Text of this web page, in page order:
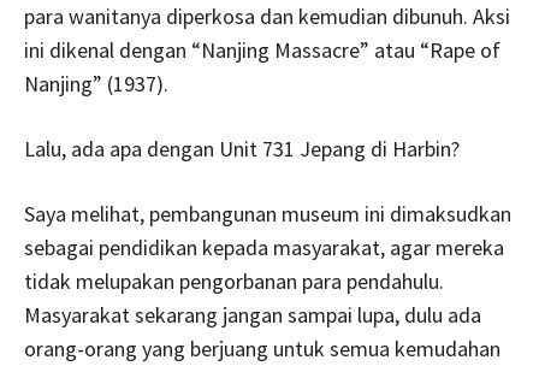
para wanitanya diperkosa dan kemudian dibunuh. Aksi
ini dikenal dengan “Nanjing Massacre” atau “Rape of
Nanjing” (1937).
Lalu, ada apa dengan Unit 731 Jepang di Harbin?
Saya melihat, pembangunan museum ini dimaksudkan
sebagai pendidikan kepada masyarakat, agar mereka
tidak melupakan pengorbanan para pendahulu.
Masyarakat sekarang jangan sampai lupa, dulu ada
orang-orang yang berjuang untuk semua kemudahan